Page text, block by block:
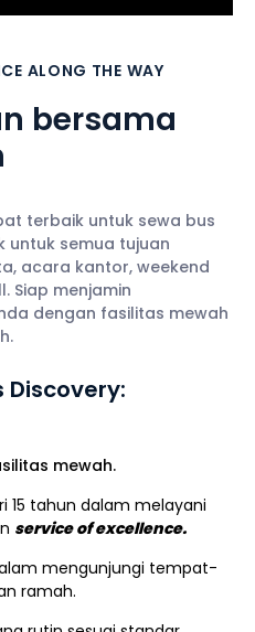
ALONG THE WAY
bersama
terbaik untuk sewa bus
untuk semua tujuan
acara kantor, weekend
Siap menjamin
dengan fasilitas mewah
Discovery:
mewah.
15 tahun dalam melayani
service of excellence.
mengunjungi tempat-
ramah.